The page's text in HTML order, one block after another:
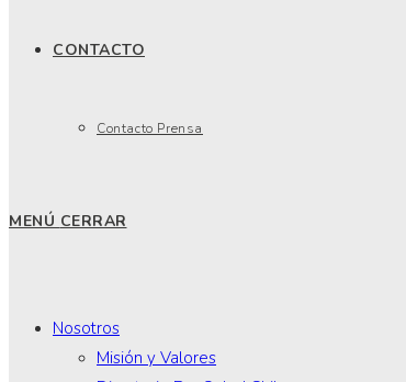
CONTACTO
Contacto Prensa
MENÚ CERRAR
Nosotros
Misión y Valores